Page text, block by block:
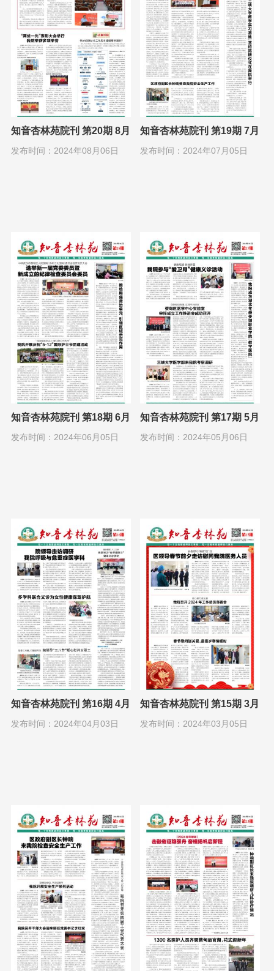
知音杏林苑院刊 第20期 8月
1日
发布时间：2024年08月06日
知音杏林苑院刊 第19期 7月
1日
发布时间：2024年07月05日
知音杏林苑院刊 第18期 6月
1日
发布时间：2024年06月05日
知音杏林苑院刊 第17期 5月
1日
发布时间：2024年05月06日
知音杏林苑院刊 第16期 4月
1日
发布时间：2024年04月03日
知音杏林苑院刊 第15期 3月
1日
发布时间：2024年03月05日